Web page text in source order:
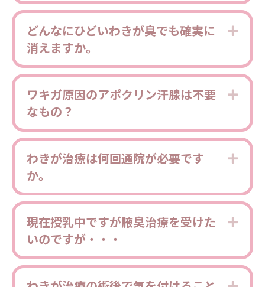
どんなにひどいわきが臭でも確実に
消えますか。
ワキガ原因のアポクリン汗腺は不要
なもの？
わきが治療は何回通院が必要です
か。
現在授乳中ですが腋臭治療を受けた
いのですが・・・